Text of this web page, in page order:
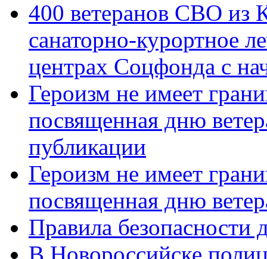
400 ветеранов СВО из
санаторно-курортное
центрах Соцфонда с
Героизм не имеет
посвященная дню
публикации
Героизм не имеет
посвященная дню
Правила безопасности